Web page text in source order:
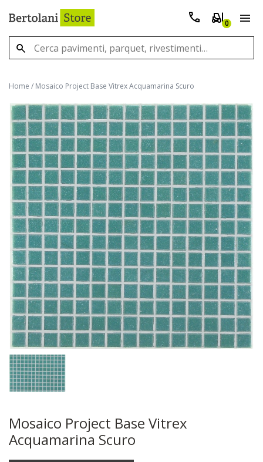
0
Home / Mosaico Project Base Vitrex Acquamarina Scuro
Mosaico Project Base Vitrex
Acquamarina Scuro